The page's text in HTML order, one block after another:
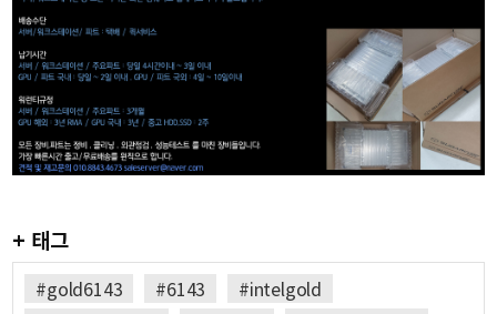
+ 태그
#gold6143 #6143
#intelgold